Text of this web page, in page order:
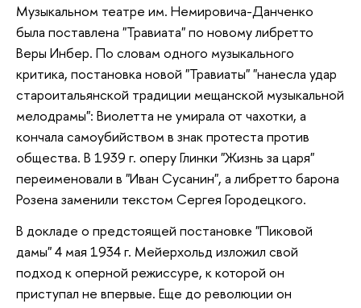
Музыкальном театре им. Немировича-Данченко
была поставлена "Травиата" по новому либретто
Веры Инбер. По словам одного музыкального
критика, постановка новой "Травиаты" "нанесла удар
староитальянской традиции мещанской музыкальной
мелодрамы": Виолетта не умирала от чахотки, а
кончала самоубийством в знак протеста против
общества. В 1939 г. оперу Глинки "Жизнь за царя"
переименовали в "Иван Сусанин", а либретто барона
Розена заменили текстом Сергея Городецкого.
В докладе о предстоящей постановке "Пиковой
дамы" 4 мая 1934 г. Мейерхольд изложил свой
подход к оперной режиссуре, к которой он
приступал не впервые. Еще до революции он